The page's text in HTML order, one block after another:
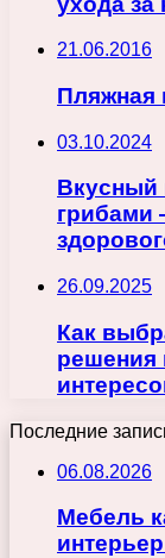
21.06.2016
Пляжная
03.10.2024
Вкусный
грибами
26.09.2025
Как
решения
Последние
06.08.2026
Мебель